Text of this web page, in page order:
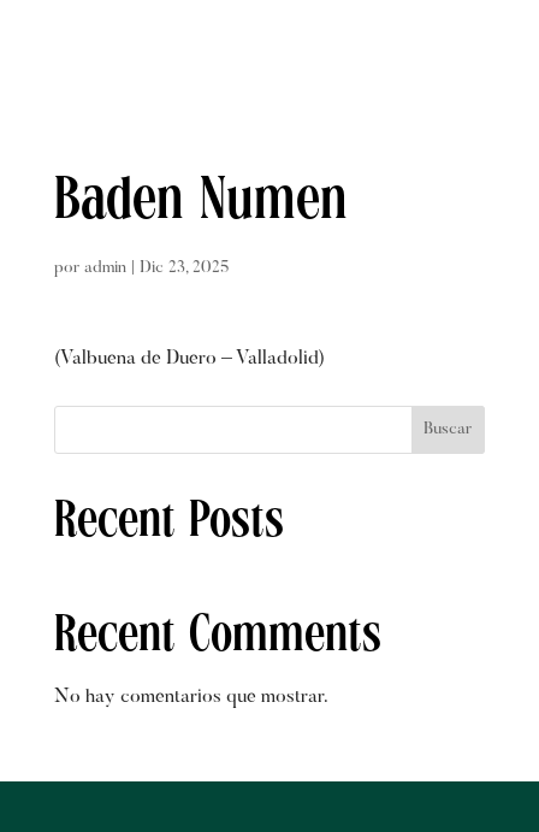
Baden Numen
por admin| Dic 23, 2025
(Valbuena de Duero – Valladolid)
Buscar
Recent Posts
Recent Comments
No hay comentarios que mostrar.